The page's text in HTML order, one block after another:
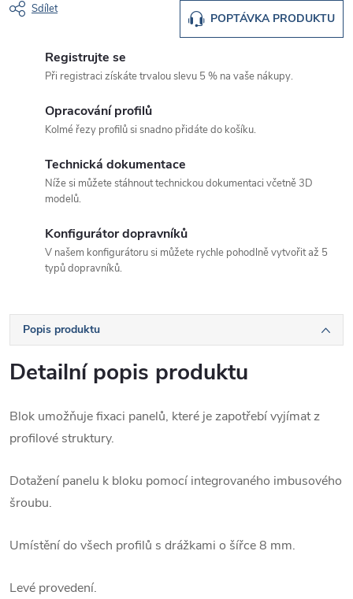
POPTÁVKA PRODUKTU
Sdílet
Registrujte se
Při registraci získáte trvalou slevu 5 % na vaše nákupy.
Opracování profilů
Kolmé řezy profilů si snadno přidáte do košíku.
Technická dokumentace
Níže si můžete stáhnout technickou dokumentaci včetně 3D
modelů.
Konfigurátor dopravníků
V našem konfigurátoru si můžete rychle pohodlně vytvořit až 5
typů dopravníků.
Popis produktu
Detailní popis produktu
Blok umožňuje fixaci panelů, které je zapotřebí vyjímat z
profilové struktury.
Dotažení panelu k bloku pomocí integrovaného imbusového
šroubu.
Umístění do všech profilů s drážkami o šířce 8 mm.
Levé provedení.